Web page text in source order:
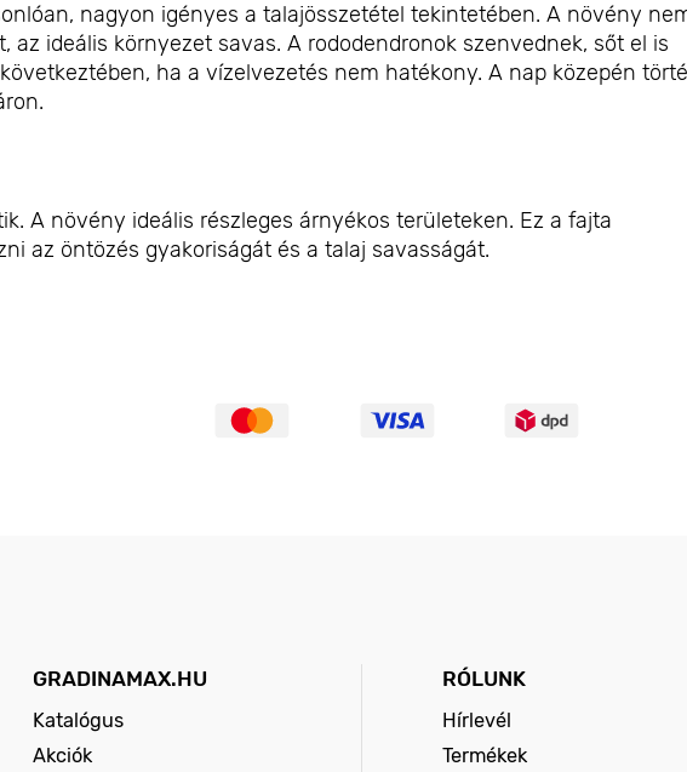
nagyon igényes a talajösszetétel tekintetében. A növény
ideális környezet savas. A rododendronok szenvednek, sőt el is
ha a vízelvezetés nem hatékony. A nap közepén
A növény ideális részleges árnyékos területeken. Ez a fajta
az öntözés gyakoriságát és a talaj savasságát.
GRADINAMAX.HU
Katalógus
Akciók
RÓLUNK
Hírlevél
Termékek